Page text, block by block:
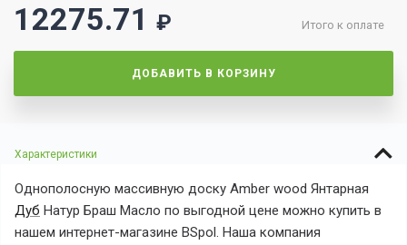
Итого к оплате
12275.71 ₽
ДОБАВИТЬ В КОРЗИНУ
Характеристики
Однополосную массивную доску Amber wood Янтарная
Дуб Натур Браш Масло по выгодной цене можно купить в
нашем интернет-магазине BSpol. Наша компания